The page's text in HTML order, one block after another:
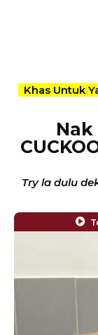
Khas Untuk
Nak
Try la dulu